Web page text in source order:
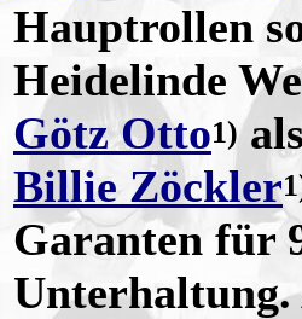
Hauptrollen
Heidelinde
Götz Otto1)
Billie Zöckler
Garanten für